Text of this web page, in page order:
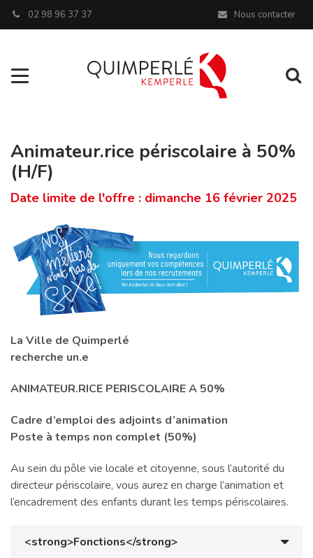
02 98 96 37 37 Nous contacter
Aller à la navigation
Animateur.rice périscolaire à 50%
(H/F)
Date limite de l'offre : dimanche 16 février 2025
La Ville de Quimperlé
recherche un.e
ANIMATEUR.RICE PERISCOLAIRE A 50%
Cadre d’emploi des adjoints d’animation
Poste à temps non complet (50%)
Au sein du pôle vie locale et citoyenne, sous l’autorité du
directeur périscolaire, vous aurez en charge l’animation et
l’encadrement des enfants durant les temps périscolaires.
<strong>Fonctions</strong>